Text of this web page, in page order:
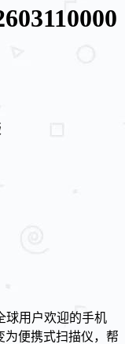
球用户欢迎的手机
为便携式扫描仪，帮